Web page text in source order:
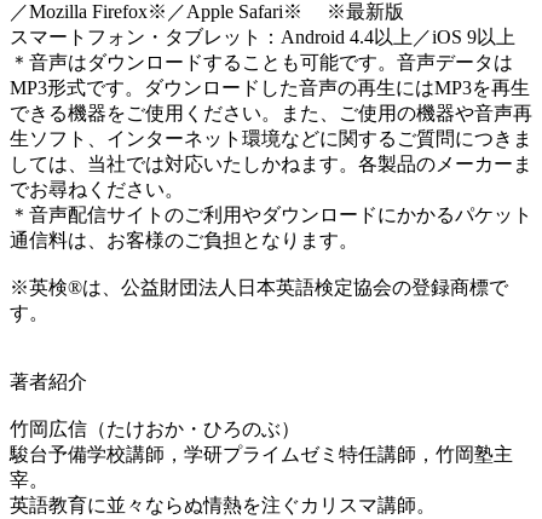
／Mozilla Firefox※／Apple Safari※ ※最新版
スマートフォン・タブレット：Android 4.4以上／iOS 9以上
＊音声はダウンロードすることも可能です。音声データは
MP3形式です。ダウンロードした音声の再生にはMP3を再生
できる機器をご使用ください。また、ご使用の機器や音声再
生ソフト、インターネット環境などに関するご質問につきま
しては、当社では対応いたしかねます。各製品のメーカーま
でお尋ねください。
＊音声配信サイトのご利用やダウンロードにかかるパケット
通信料は、お客様のご負担となります。
※英検®は、公益財団法人日本英語検定協会の登録商標で
す。
著者紹介
竹岡広信（たけおか・ひろのぶ）
駿台予備学校講師，学研プライムゼミ特任講師，竹岡塾主
宰。
英語教育に並々ならぬ情熱を注ぐカリスマ講師。